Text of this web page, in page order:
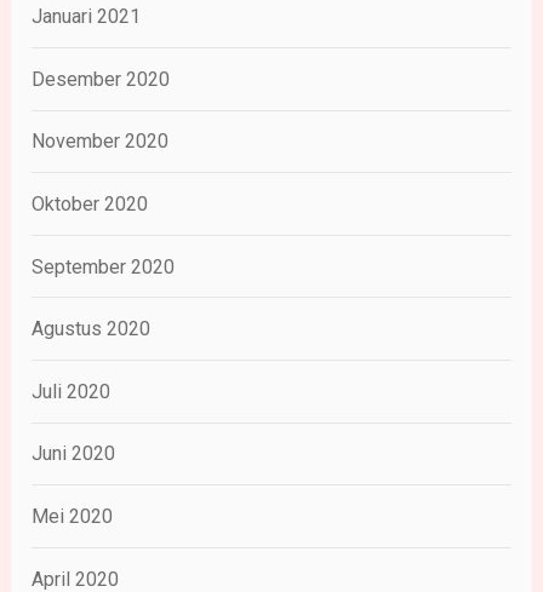
Januari 2021
Desember 2020
November 2020
Oktober 2020
September 2020
Agustus 2020
Juli 2020
Juni 2020
Mei 2020
April 2020